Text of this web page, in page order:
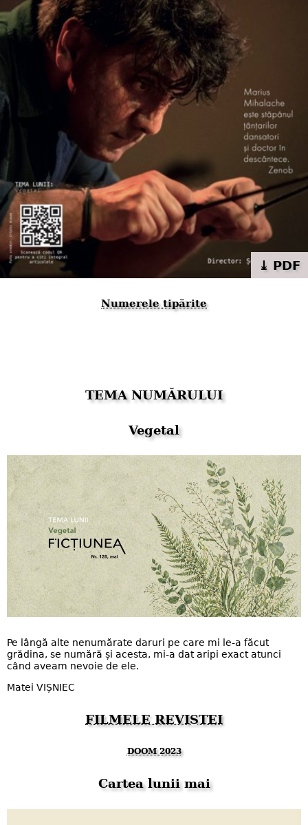
⤓ PDF
Numerele tipărite
TEMA NUMĂRULUI
Vegetal
Pe lângă alte nenumărate daruri pe care mi le-a făcut
grădina, se numără și acesta, mi-a dat aripi exact atunci
când aveam nevoie de ele.
Matei VIȘNIEC
FILMELE REVISTEI
DOOM 2023
Cartea lunii mai